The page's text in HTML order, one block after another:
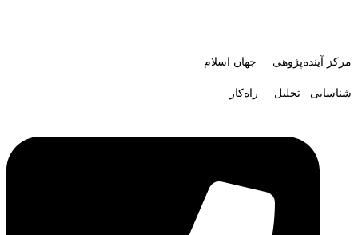
مرکز آینده‌پژوهی جهان اسلام
شناسایی تحلیل راه‌کار